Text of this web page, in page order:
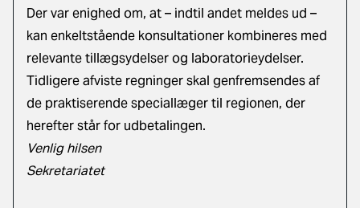
Der var enighed om, at – indtil andet meldes ud –
kan enkeltstående konsultationer kombineres med
relevante tillægsydelser og laboratorieydelser.
Tidligere afviste regninger skal genfremsendes af
de praktiserende speciallæger til regionen, der
herefter står for udbetalingen.
Venlig hilsen
Sekretariatet